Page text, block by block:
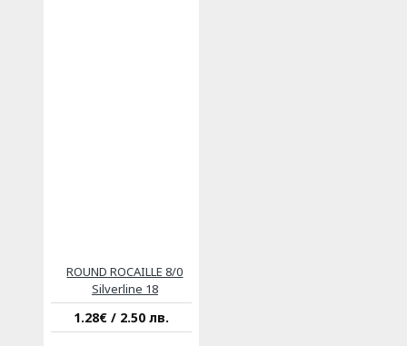
ROUND ROCAILLE 8/0
Silverline 18
1.28€ / 2.50 лв.